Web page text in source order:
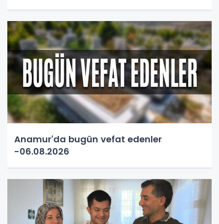
Anamur'da bugün vefat edenler
-06.08.2026